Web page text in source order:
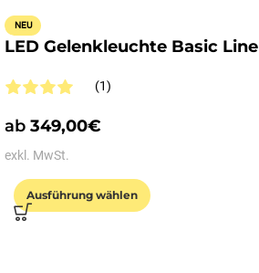
NEU
LED Gelenkleuchte Basic Line
(1)
ab 349,00€
exkl. MwSt.
Ausführung wählen